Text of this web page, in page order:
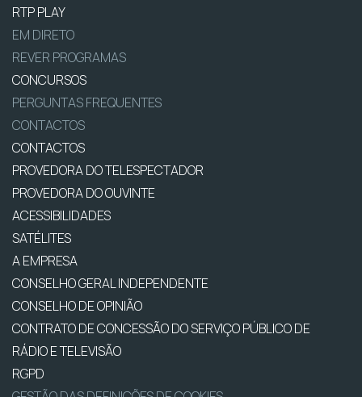
RTP PLAY
EM DIRETO
REVER PROGRAMAS
CONCURSOS
PERGUNTAS FREQUENTES
CONTACTOS
CONTACTOS
PROVEDORA DO TELESPECTADOR
PROVEDORA DO OUVINTE
ACESSIBILIDADES
SATÉLITES
A EMPRESA
CONSELHO GERAL INDEPENDENTE
CONSELHO DE OPINIÃO
CONTRATO DE CONCESSÃO DO SERVIÇO PÚBLICO DE
RÁDIO E TELEVISÃO
RGPD